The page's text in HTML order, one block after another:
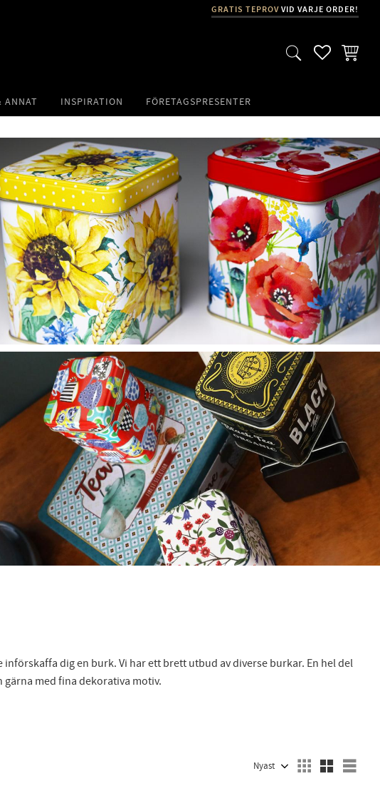
GRATIS TEPROVVID VARJE ORDER!
FAVORITER
ANNAT INSPIRATION FÖRETAGSPRESENTER
dig en burk. Vi har ett brett utbud av diverse burkar. En hel del
med fina dekorativa motiv.